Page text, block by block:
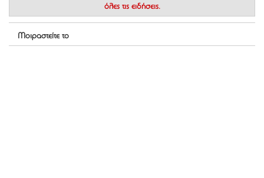
όλες τις ειδήσεις.
Μοιραστείτε το